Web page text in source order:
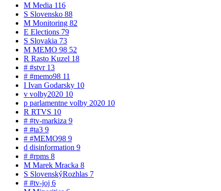
M Media 116
S Slovensko 88
M Monitoring 82
E Elections 79
S Slovakia 73
M MEMO 98 52
R Rasto Kuzel 18
# #stvr 13
# #memo98 11
I Ivan Godarsky 10
v volby2020 10
p parlamentne volby 2020 10
R RTVS 10
# #tv-markiza 9
# #ta3 9
# #MEMO98 9
d disinformation 9
# #rpms 8
M Marek Mracka 8
S SlovenskýRozhlas 7
# #tv-joj 6